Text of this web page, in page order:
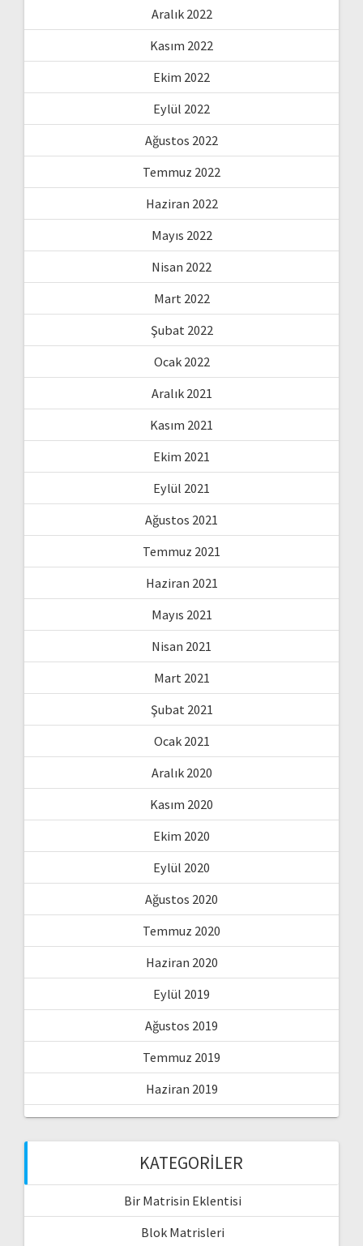
Aralık 2022
Kasım 2022
Ekim 2022
Eylül 2022
Ağustos 2022
Temmuz 2022
Haziran 2022
Mayıs 2022
Nisan 2022
Mart 2022
Şubat 2022
Ocak 2022
Aralık 2021
Kasım 2021
Ekim 2021
Eylül 2021
Ağustos 2021
Temmuz 2021
Haziran 2021
Mayıs 2021
Nisan 2021
Mart 2021
Şubat 2021
Ocak 2021
Aralık 2020
Kasım 2020
Ekim 2020
Eylül 2020
Ağustos 2020
Temmuz 2020
Haziran 2020
Eylül 2019
Ağustos 2019
Temmuz 2019
Haziran 2019
KATEGORILER
Bir Matrisin Eklentisi
Blok Matrisleri